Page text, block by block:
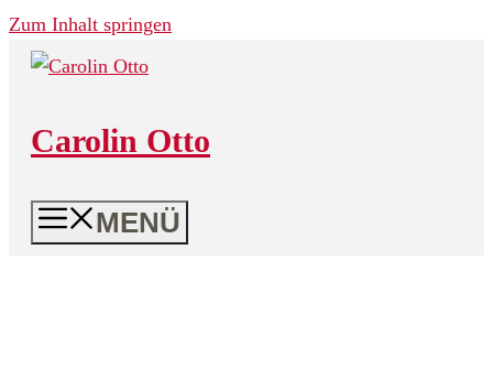
Zum Inhalt springen
Carolin Otto
MENÜ